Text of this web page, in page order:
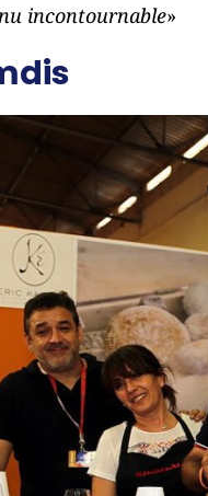
incontournable»